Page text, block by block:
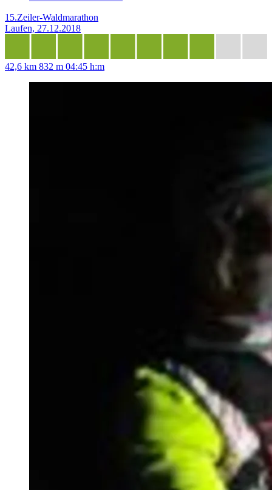
15.Zeiler-Waldmarathon
Laufen, 27.12.2018
42,6 km 832 m 04:45 h:m